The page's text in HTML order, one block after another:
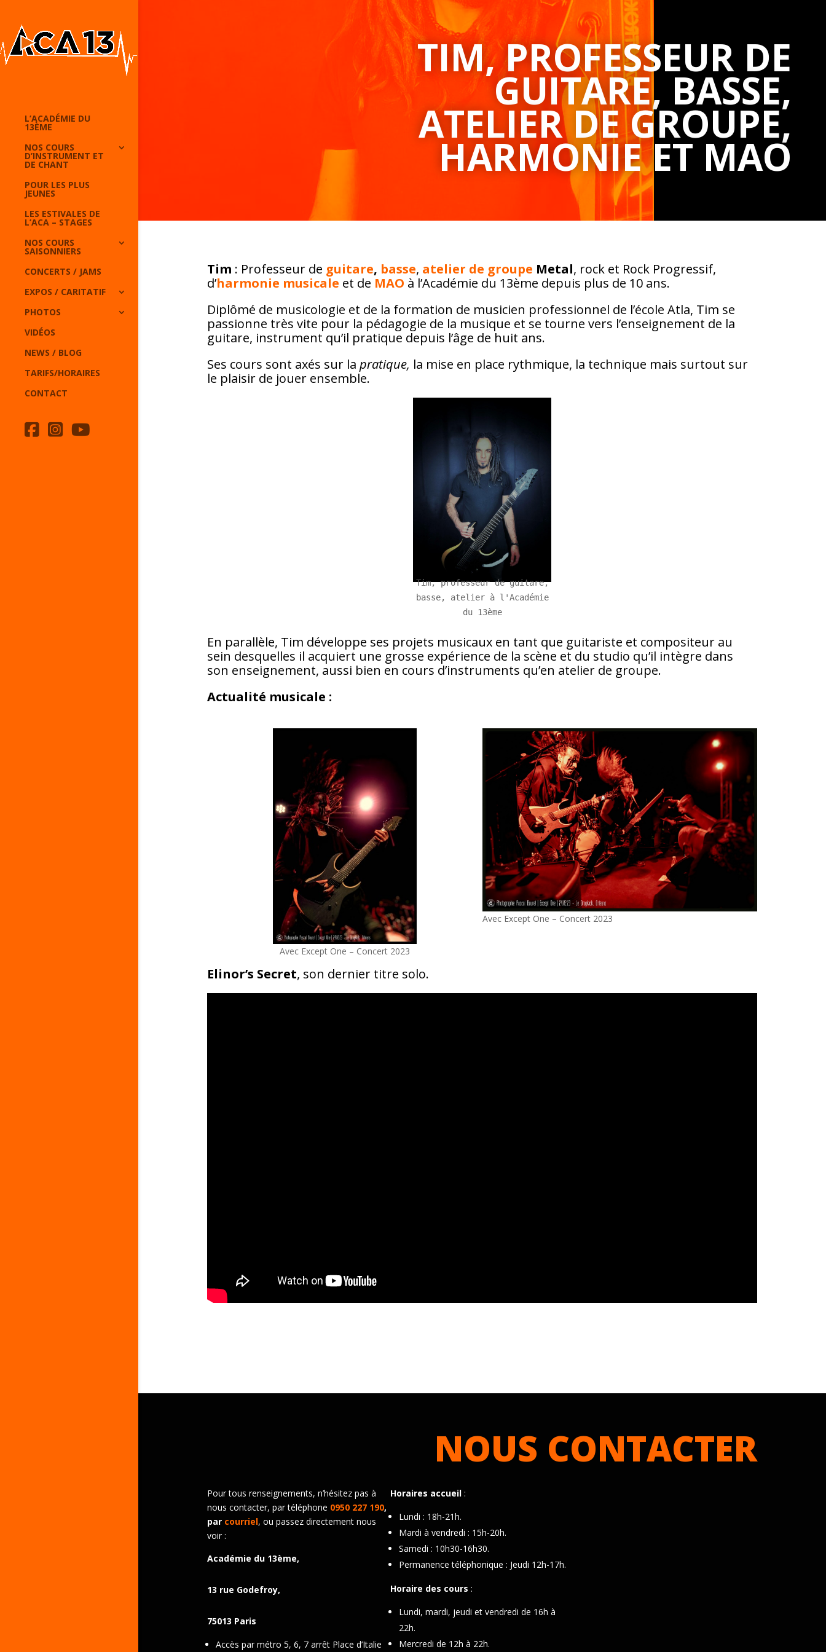
L’ACADÉMIE DU
13ÈME
NOS COURS
D’INSTRUMENT ET
DE CHANT
POUR LES PLUS
JEUNES
LES ESTIVALES DE
L’ACA – STAGES
NOS COURS
SAISONNIERS
CONCERTS / JAMS
EXPOS / CARITATIF
PHOTOS
VIDÉOS
NEWS / BLOG
TARIFS/HORAIRES
CONTACT
TIM, PROFESSEUR DE
GUITARE, BASSE,
ATELIER DE GROUPE,
HARMONIE ET MAO
Tim : Professeur de guitare, basse, atelier de groupe Metal, rock et Rock Progressif,
d’harmonie musicale et de MAO à l’Académie du 13ème depuis plus de 10 ans.
Diplômé de musicologie et de la formation de musicien professionnel de l’école Atla, Tim se
passionne très vite pour la pédagogie de la musique et se tourne vers l’enseignement de la
guitare, instrument qu’il pratique depuis l’âge de huit ans.
Ses cours sont axés sur la pratique, la mise en place rythmique, la technique mais surtout sur
le plaisir de jouer ensemble.
Tim, professeur de guitare,
basse, atelier à l'Académie
du 13ème
En parallèle, Tim développe ses projets musicaux en tant que guitariste et compositeur au
sein desquelles il acquiert une grosse expérience de la scène et du studio qu’il intègre dans
son enseignement, aussi bien en cours d’instruments qu’en atelier de groupe.
Actualité musicale :
Avec Except One – Concert 2023
Avec Except One – Concert 2023
Elinor’s Secret, son dernier titre solo.
NOUS CONTACTER
Pour tous renseignements, n’hésitez pas à
nous contacter, par téléphone 0950 227 190,
par courriel, ou passez directement nous
voir :
Académie du 13ème,
13 rue Godefroy,
75013 Paris
Accès par métro 5, 6, 7 arrêt Place d’Italie
Horaires accueil :
Lundi : 18h-21h.
Mardi à vendredi : 15h-20h.
Samedi : 10h30-16h30.
Permanence téléphonique : Jeudi 12h-17h.
Horaire des cours:
Lundi, mardi, jeudi et vendredi de 16h à
22h.
Mercredi de 12h à 22h.